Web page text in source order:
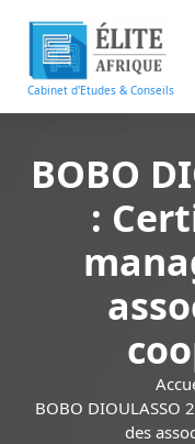
r
Cabinet d'Etudes & Conseils
BOBO
:
BOBO DIOULASSO
des